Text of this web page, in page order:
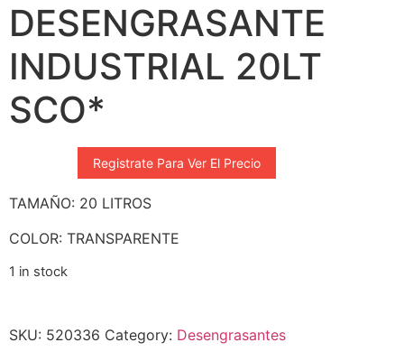
DESENGRASANTE
INDUSTRIAL 20LT
SCO*
Registrate Para Ver El Precio
TAMAÑO: 20 LITROS
COLOR: TRANSPARENTE
1 in stock
SKU: 520336 Category: Desengrasantes